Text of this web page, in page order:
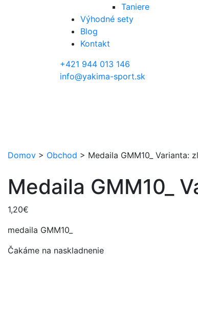
Taniere
Výhodné sety
Blog
Kontakt
+421 944 013 146
info@yakima-sport.sk
Domov > Obchod > Medaila GMM10_ Varianta:
Medaila GMM10_
1,20€
medaila GMM10_
Čakáme na naskladnenie